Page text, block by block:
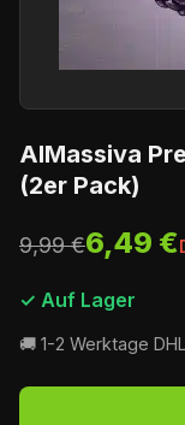
AlMassiva
(2er Pack)
9,99 €6,49 €
✓ Auf Lager
🚚 1-2 Werktage